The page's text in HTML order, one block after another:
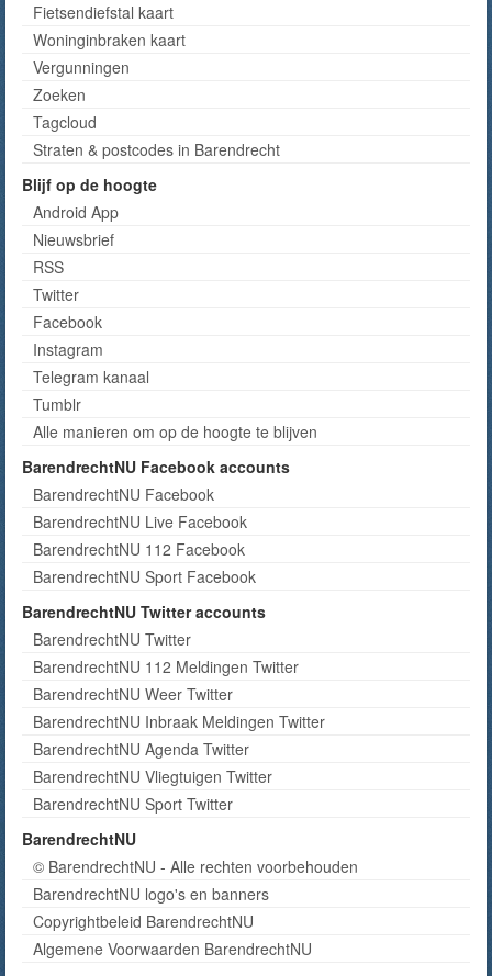
Fietsendiefstal kaart
Woninginbraken kaart
Vergunningen
Zoeken
Tagcloud
Straten & postcodes in Barendrecht
Blijf op de hoogte
Android App
Nieuwsbrief
RSS
Twitter
Facebook
Instagram
Telegram kanaal
Tumblr
Alle manieren om op de hoogte te blijven
BarendrechtNU Facebook accounts
BarendrechtNU Facebook
BarendrechtNU Live Facebook
BarendrechtNU 112 Facebook
BarendrechtNU Sport Facebook
BarendrechtNU Twitter accounts
BarendrechtNU Twitter
BarendrechtNU 112 Meldingen Twitter
BarendrechtNU Weer Twitter
BarendrechtNU Inbraak Meldingen Twitter
BarendrechtNU Agenda Twitter
BarendrechtNU Vliegtuigen Twitter
BarendrechtNU Sport Twitter
BarendrechtNU
© BarendrechtNU - Alle rechten voorbehouden
BarendrechtNU logo's en banners
Copyrightbeleid BarendrechtNU
Algemene Voorwaarden BarendrechtNU